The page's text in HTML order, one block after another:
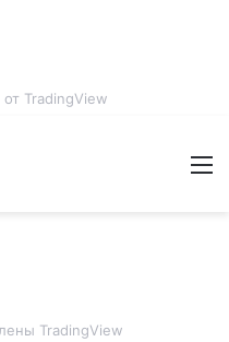
от TradingView
TradingView